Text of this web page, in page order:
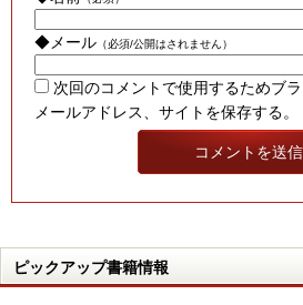
◆メール （必須/公開はされません）
次回のコメントで使用するためブ
メールアドレス、サイトを保存する。
ピックアップ書籍情報